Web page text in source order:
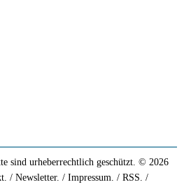
sind urheberrechtlich geschützt. © 2026
/ Newsletter. / Impressum. / RSS. /